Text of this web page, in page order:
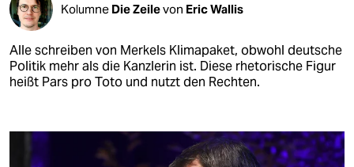
Kolumne Die Zeilevon Eric Wallis
Alle schreiben von Merkels Klimapaket, obwohl deutsche
Politik mehr als die Kanzlerin ist. Diese rhetorische Figur
heißt Pars pro Toto und nutzt den Rechten.